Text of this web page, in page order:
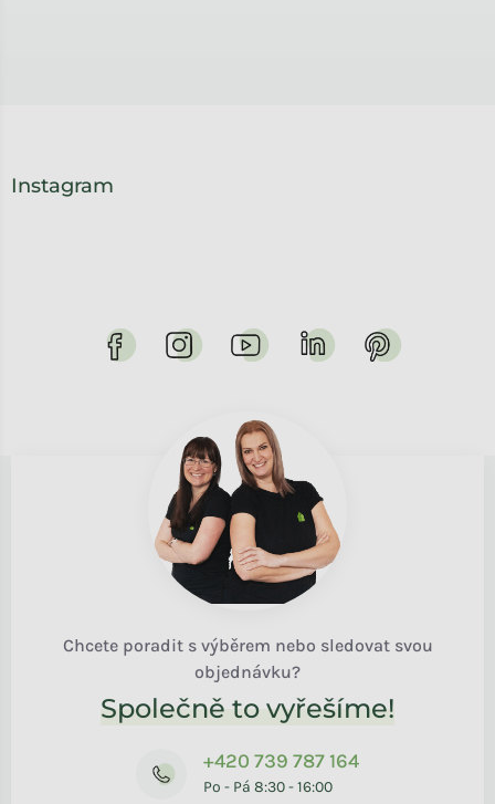
Instagram
Chcete poradit s výběrem nebo sledovat svou
objednávku?
Společně to vyřešíme!
+420 739 787 164
Po - Pá 8:30 - 16:00